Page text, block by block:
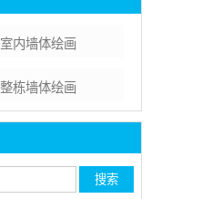
室内墙体绘画
整栋墙体绘画